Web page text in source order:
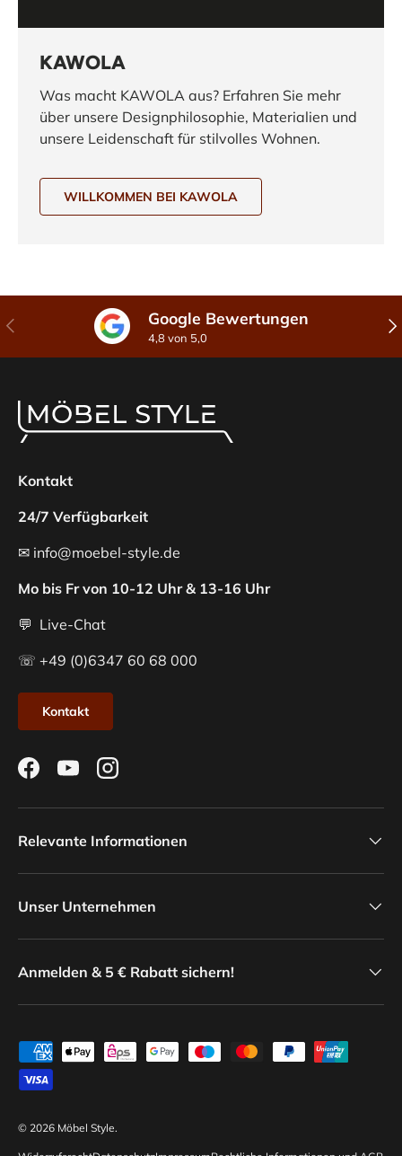
KAWOLA
Was macht KAWOLA aus? Erfahren Sie mehr
über unsere Designphilosophie, Materialien und
unsere Leidenschaft für stilvolles Wohnen.
WILLKOMMEN BEI KAWOLA
Vorherige Google Bewertungen
4,8 von 5,0
Kontakt
24/7 Verfügbarkeit
✉ info@moebel-style.de
Mo bis Fr von 10-12 Uhr & 13-16 Uhr
💬 Live-Chat
☏ +49 (0)6347 60 68 000
Kontakt
FacebookYouTubeInstagram
Relevante Informationen
Unser Unternehmen
Anmelden & 5 € Rabatt sichern!
Zahlungsmethoden
© 2026 Möbel Style.